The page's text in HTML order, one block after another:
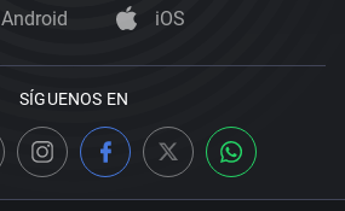
Android iOS
SÍGUENOS EN